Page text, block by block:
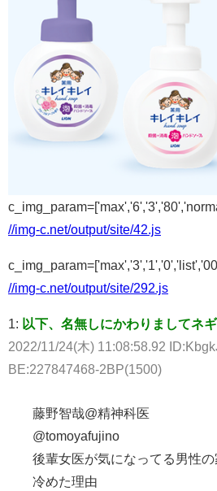
//img-c.net/output/site/42.js
//img-c.net/output/site/292.js
1: 以下、名無しにかわりましてネ
2022/11/24(木) 11:08:58.92
BE:227847468-2BP(1500)
藤野智哉@精神科医
@tomoyafujino
後輩女医が気になってる男性
冷めた理由